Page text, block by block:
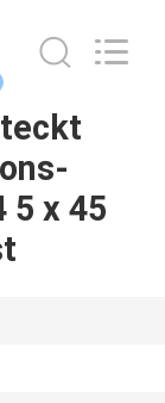
5 x 45